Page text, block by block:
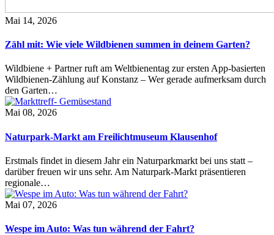
Mai 14, 2026
Zähl mit: Wie viele Wildbienen summen in deinem Garten?
Wildbiene + Partner ruft am Weltbienentag zur ersten App-basierten
Wildbienen-Zählung auf Konstanz – Wer gerade aufmerksam durch
den Garten…
Mai 08, 2026
Naturpark-Markt am Freilichtmuseum Klausenhof
Erstmals findet in diesem Jahr ein Naturparkmarkt bei uns statt –
darüber freuen wir uns sehr. Am Naturpark-Markt präsentieren
regionale…
Mai 07, 2026
Wespe im Auto: Was tun während der Fahrt?